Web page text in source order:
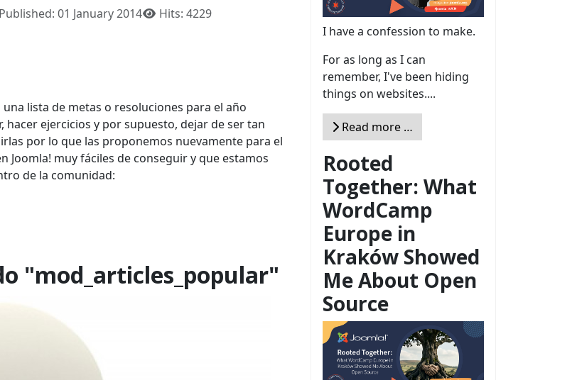
Published: 01 January 2014 Hits: 4229
lista de metas o resoluciones para el año
ejercicios y por supuesto, dejar de ser tan
por lo que las proponemos nuevamente para el
Joomla! muy fáciles de conseguir y que estamos
de la comunidad:
"mod_articles_popular"
I have a confession to make.
For as long as I can
remember, I've been hiding
things on websites....
Read more …
Rooted
Together: What
WordCamp
Europe in
Kraków Showed
Me About Open
Source